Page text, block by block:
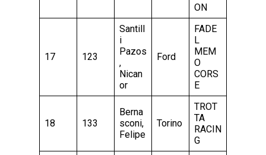
ON
17 123
Santill
i
Pazos
,
Nican
or
Ford
FADE
L
MEM
O
CORS
E
18 133
Berna
sconi,
Felipe
Torino
TROT
TA
RACIN
G